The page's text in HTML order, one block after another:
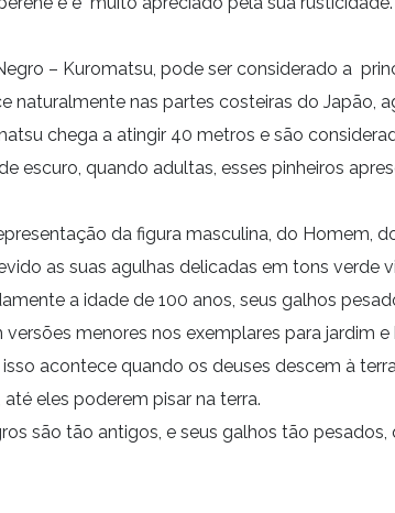
– Kuromatsu, pode ser considerado a
naturalmente nas partes costeiras do
chega a atingir 40 metros e são
escuro, quando adultas, esses pinheiros
da figura masculina, do
as suas agulhas delicadas em tons verde
a idade de 100 anos, seus galhos
menores nos exemplares para jardim e
acontece quando os deuses descem à
eles poderem pisar na terra.
são tão antigos, e seus galhos tão